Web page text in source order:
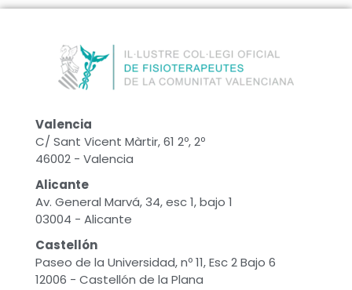
Valencia
C/ Sant Vicent Màrtir, 61 2º, 2º
46002 - Valencia
Alicante
Av. General Marvá, 34, esc 1, bajo 1
03004 - Alicante
Castellón
Paseo de la Universidad, nº 11, Esc 2 Bajo 6
12006 - Castellón de la Plana